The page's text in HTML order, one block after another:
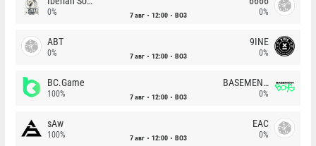
0% 7 авг 12:00 BO3 0%
ABT
0% 7 авг 12:00 BO3
9INE
0%
BC.Game
100% 7 авг 12:00 BO3
BASEMENT BOYS
0%
sAw
100% 7 авг 12:00 BO3
EAC
0%